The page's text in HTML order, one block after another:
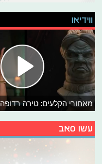
ווידיאו
מאחורי הקלעים: טירה רדופה
עשו סאב